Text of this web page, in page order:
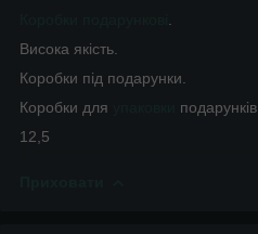
Висока якість.
Коробки під подарунки.
Коробки для
подарунків.
12,5